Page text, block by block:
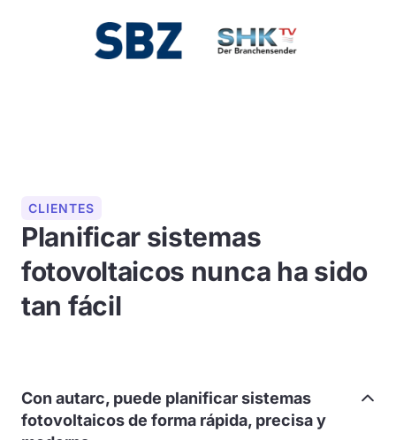
CLIENTES
Planificar sistemas
fotovoltaicos nunca ha sido
tan fácil
Con autarc, puede planificar sistemas
fotovoltaicos de forma rápida, precisa y